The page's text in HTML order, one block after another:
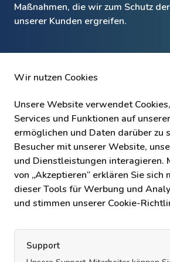
Maßnahmen, die wir zum Schutz
unserer Kunden ergreifen.
Wir nutzen Cookies
Unsere Website verwendet
Services und Funktionen auf
ermöglichen und Daten darüber zu
Besucher mit unserer Website,
und Dienstleistungen interagieren.
von „Akzeptieren“ erklären Sie sich
dieser Tools für Werbung und
und stimmen unserer Cookie-
Support